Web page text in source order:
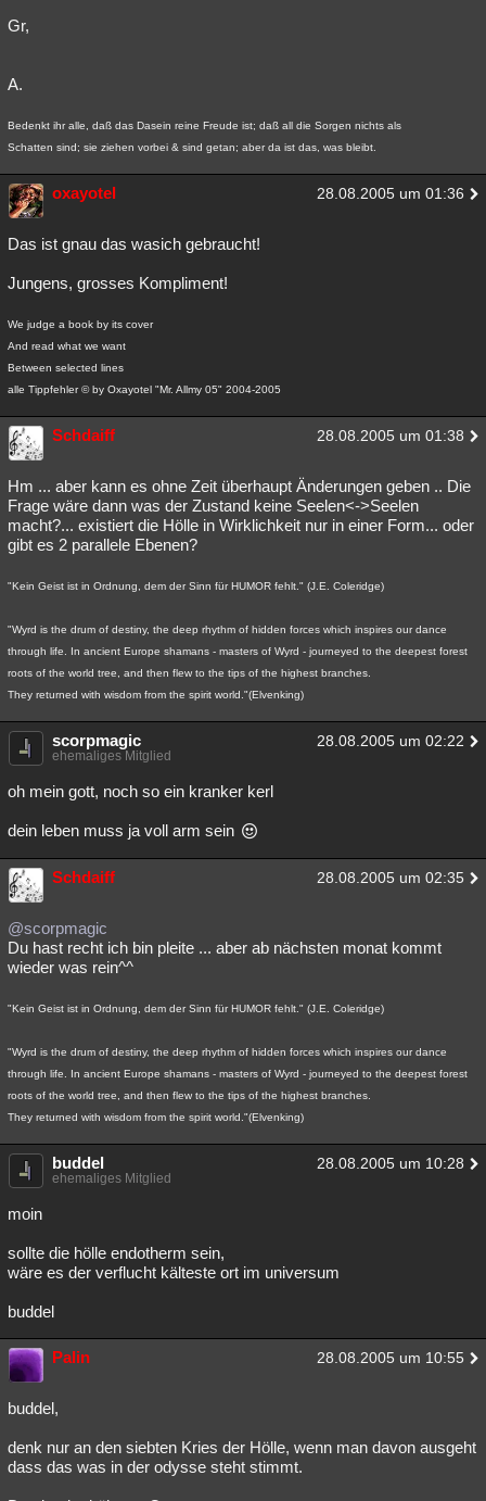
Gr,
A.
Bedenkt ihr alle, daß das Dasein reine Freude ist; daß all die Sorgen nichts als
Schatten sind; sie ziehen vorbei & sind getan; aber da ist das, was bleibt.
oxayotel 28.08.2005 um 01:36
Das ist gnau das wasich gebraucht!
Jungens, grosses Kompliment!
We judge a book by its cover
And read what we want
Between selected lines
alle Tippfehler © by Oxayotel "Mr. Allmy 05" 2004-2005
Schdaiff 28.08.2005 um 01:38
Hm ... aber kann es ohne Zeit überhaupt Änderungen geben .. Die
Frage wäre dann was der Zustand keine Seelen<->Seelen
macht?... existiert die Hölle in Wirklichkeit nur in einer Form... oder
gibt es 2 parallele Ebenen?
"Kein Geist ist in Ordnung, dem der Sinn für HUMOR fehlt." (J.E. Coleridge)
"Wyrd is the drum of destiny, the deep rhythm of hidden forces which inspires our dance
through life. In ancient Europe shamans - masters of Wyrd - journeyed to the deepest forest
roots of the world tree, and then flew to the tips of the highest branches.
They returned with wisdom from the spirit world."(Elvenking)
scorpmagic 28.08.2005 um 02:22
ehemaliges Mitglied
oh mein gott, noch so ein kranker kerl
dein leben muss ja voll arm sein
Schdaiff 28.08.2005 um 02:35
@scorpmagic
Du hast recht ich bin pleite ... aber ab nächsten monat kommt
wieder was rein^^
"Kein Geist ist in Ordnung, dem der Sinn für HUMOR fehlt." (J.E. Coleridge)
"Wyrd is the drum of destiny, the deep rhythm of hidden forces which inspires our dance
through life. In ancient Europe shamans - masters of Wyrd - journeyed to the deepest forest
roots of the world tree, and then flew to the tips of the highest branches.
They returned with wisdom from the spirit world."(Elvenking)
buddel 28.08.2005 um 10:28
ehemaliges Mitglied
moin
sollte die hölle endotherm sein,
wäre es der verflucht kälteste ort im universum
buddel
Palin 28.08.2005 um 10:55
buddel,
denk nur an den siebten Kries der Hölle, wenn man davon ausgeht
dass das was in der odysse steht stimmt.